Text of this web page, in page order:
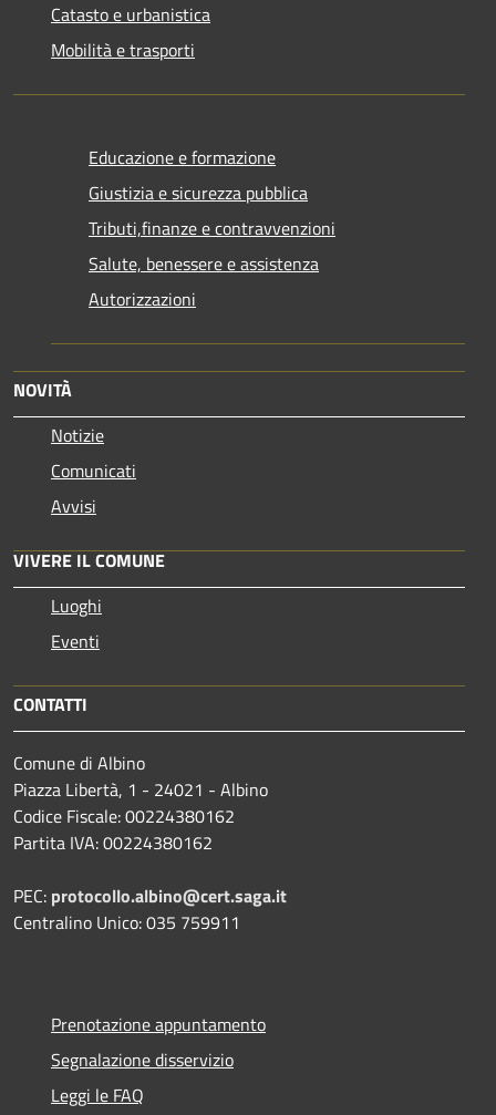
Catasto e urbanistica
Mobilità e trasporti
Educazione e formazione
Giustizia e sicurezza pubblica
Tributi,finanze e contravvenzioni
Salute, benessere e assistenza
Autorizzazioni
NOVITÀ
Notizie
Comunicati
Avvisi
VIVERE IL COMUNE
Luoghi
Eventi
CONTATTI
Comune di Albino
Piazza Libertà, 1 - 24021 - Albino
Codice Fiscale: 00224380162
Partita IVA: 00224380162
PEC: protocollo.albino@cert.saga.it
Centralino Unico: 035 759911
Prenotazione appuntamento
Segnalazione disservizio
Leggi le FAQ